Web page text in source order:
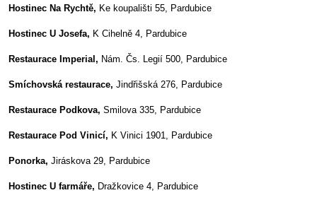
Hostinec Na Rychtě, Ke koupališti 55, Pardubice
Hostinec U Josefa, K Cihelně 4, Pardubice
Restaurace Imperial, Nám. Čs. Legií 500, Pardubice
Smíchovská restaurace,Jindřišská 276, Pardubice
Restaurace Podkova,Smilova 335, Pardubice
Restaurace Pod Vinicí, K Vinici 1901, Pardubice
Ponorka,Jiráskova 29, Pardubice
Hostinec U farmáře, Dražkovice 4, Pardubice